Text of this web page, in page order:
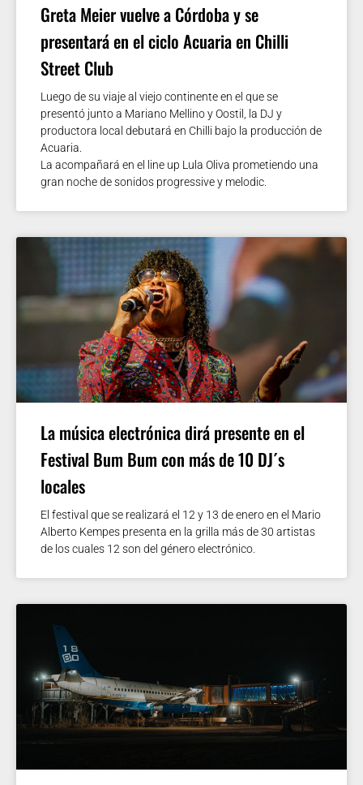
Greta Meier vuelve a Córdoba y se
presentará en el ciclo Acuaria en Chilli
Street Club
Luego de su viaje al viejo continente en el que se
presentó junto a Mariano Mellino y Oostil, la DJ y
productora local debutará en Chilli bajo la producción de
Acuaria.
La acompañará en el line up Lula Oliva prometiendo una
gran noche de sonidos progressive y melodic.
La música electrónica dirá presente en el
Festival Bum Bum con más de 10 DJ´s
locales
El festival que se realizará el 12 y 13 de enero en el Mario
Alberto Kempes presenta en la grilla más de 30 artistas
de los cuales 12 son del género electrónico.